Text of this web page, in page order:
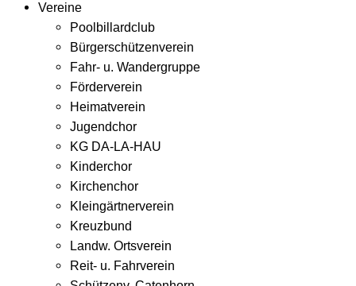
Vereine
Poolbillardclub
Bürgerschützenverein
Fahr- u. Wandergruppe
Förderverein
Heimatverein
Jugendchor
KG DA-LA-HAU
Kinderchor
Kirchenchor
Kleingärtnerverein
Kreuzbund
Landw. Ortsverein
Reit- u. Fahrverein